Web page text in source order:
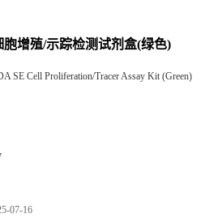
胞增殖/示踪检测试剂盒(绿色)
SE Cell Proliferation/Tracer Assay Kit (Green)
07-16